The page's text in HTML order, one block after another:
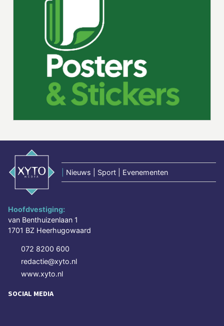
Nieuws | Sport | Evenementen
Hoofdvestiging:
van Benthuizenlaan 1
1701 BZ Heerhugowaard
072 8200 600
redactie@xyto.nl
www.xyto.nl
SOCIAL MEDIA